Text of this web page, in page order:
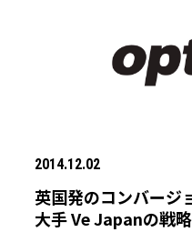
2014.12.02
英国発のコンバージ
大手 Ve Japanの戦